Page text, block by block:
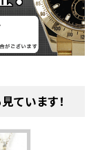
ています！